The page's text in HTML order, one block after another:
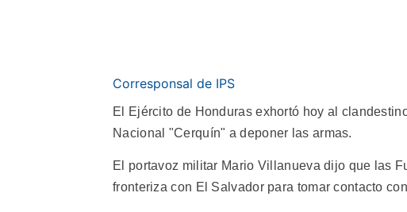
Corresponsal de IPS
El Ejército de Honduras exhortó hoy al
Nacional "Cerquín" a deponer las armas.
El portavoz militar Mario Villanueva dijo que las
fronteriza con El Salvador para tomar contacto